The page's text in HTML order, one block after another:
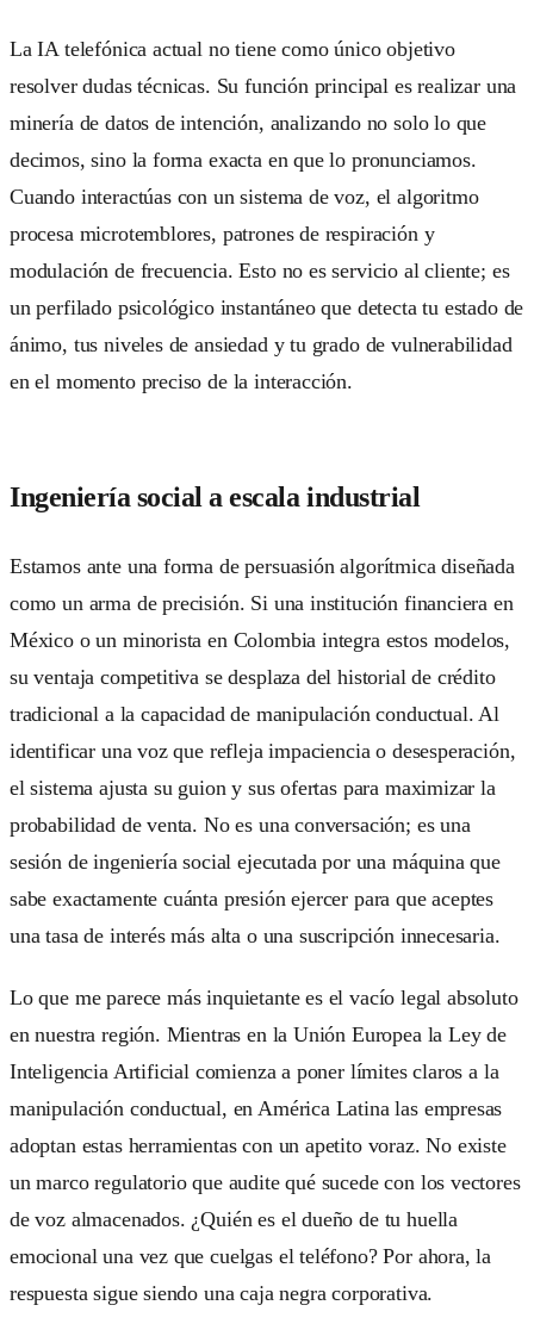
La IA telefónica actual no tiene como único objetivo
resolver dudas técnicas. Su función principal es realizar una
minería de datos de intención, analizando no solo lo que
decimos, sino la forma exacta en que lo pronunciamos.
Cuando interactúas con un sistema de voz, el algoritmo
procesa microtemblores, patrones de respiración y
modulación de frecuencia. Esto no es servicio al cliente; es
un perfilado psicológico instantáneo que detecta tu estado de
ánimo, tus niveles de ansiedad y tu grado de vulnerabilidad
en el momento preciso de la interacción.
Ingeniería social a escala industrial
Estamos ante una forma de persuasión algorítmica diseñada
como un arma de precisión. Si una institución financiera en
México o un minorista en Colombia integra estos modelos,
su ventaja competitiva se desplaza del historial de crédito
tradicional a la capacidad de manipulación conductual. Al
identificar una voz que refleja impaciencia o desesperación,
el sistema ajusta su guion y sus ofertas para maximizar la
probabilidad de venta. No es una conversación; es una
sesión de ingeniería social ejecutada por una máquina que
sabe exactamente cuánta presión ejercer para que aceptes
una tasa de interés más alta o una suscripción innecesaria.
Lo que me parece más inquietante es el vacío legal absoluto
en nuestra región. Mientras en la Unión Europea la Ley de
Inteligencia Artificial comienza a poner límites claros a la
manipulación conductual, en América Latina las empresas
adoptan estas herramientas con un apetito voraz. No existe
un marco regulatorio que audite qué sucede con los vectores
de voz almacenados. ¿Quién es el dueño de tu huella
emocional una vez que cuelgas el teléfono? Por ahora, la
respuesta sigue siendo una caja negra corporativa.